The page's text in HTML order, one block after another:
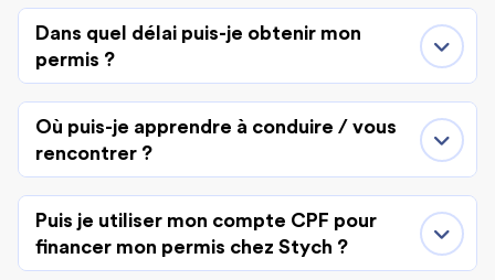
Dans quel délai puis-je obtenir mon
permis ?
Où puis-je apprendre à conduire / vous
rencontrer ?
Puis je utiliser mon compte CPF pour
financer mon permis chez Stych ?